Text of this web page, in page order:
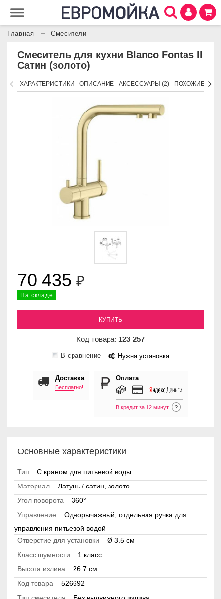
Главная Смесители
Смеситель для кухни Blanco Fontas II
Сатин (золото)
ХАРАКТЕРИСТИКИ ОПИСАНИЕ АКСЕССУАРЫ (2) ПОХОЖИЕ
70 435 ₽
На складе
КУПИТЬ
Код товара: 123 257
В сравнение Нужна установка
Доставка
Бесплатно!
Оплата
В кредит за 12 минут ?
Основные характеристики
Тип
С краном для питьевой воды
Материал
Латунь / сатин, золото
Угол поворота
360°
Управление
Однорычажный, отдельная ручка для
управления питьевой водой
Отверстие для установки
Ø 3.5 см
Класс шумности
1 класс
Высота излива
26.7 см
Код товара
526692